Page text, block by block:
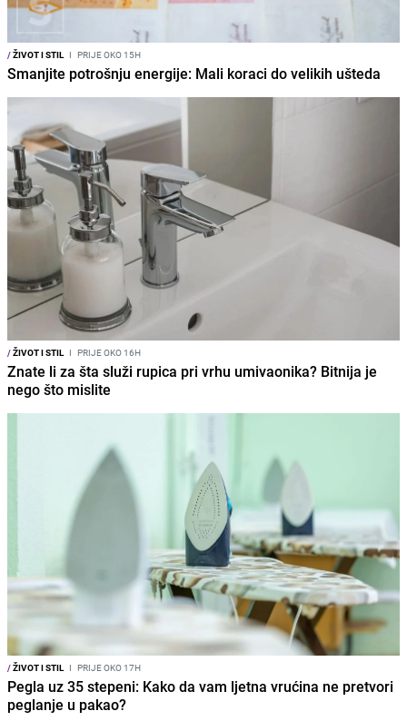
/ŽIVOT I STIL I PRIJE OKO 15H
Smanjite potrošnju energije: Mali koraci do velikih ušteda
/ŽIVOT I STIL I PRIJE OKO 16H
Znate li za šta služi rupica pri vrhu umivaonika? Bitnija je
nego što mislite
/ŽIVOT I STIL I PRIJE OKO 17H
Pegla uz 35 stepeni: Kako da vam ljetna vrućina ne pretvori
peglanje u pakao?